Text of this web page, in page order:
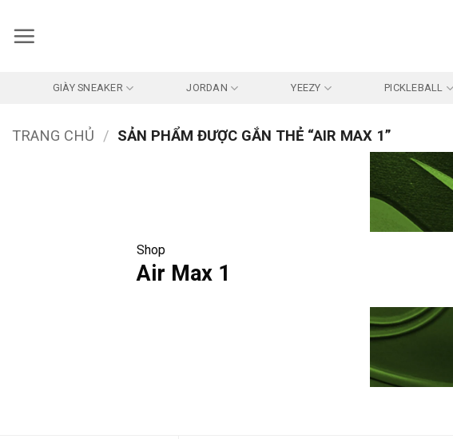
qua
GIÀY SNEAKER JORDAN YEEZY PICKLEBALL
TRANG CHỦ / SẢN PHẨM ĐƯỢC GẮN THẺ “AIR MAX 1”
Shop
Air Max 1